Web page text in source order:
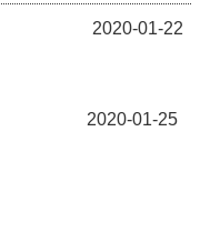
2020-01-22
2020-01-25